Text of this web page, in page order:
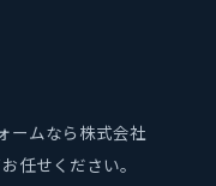
ームなら株式会社
任せください。